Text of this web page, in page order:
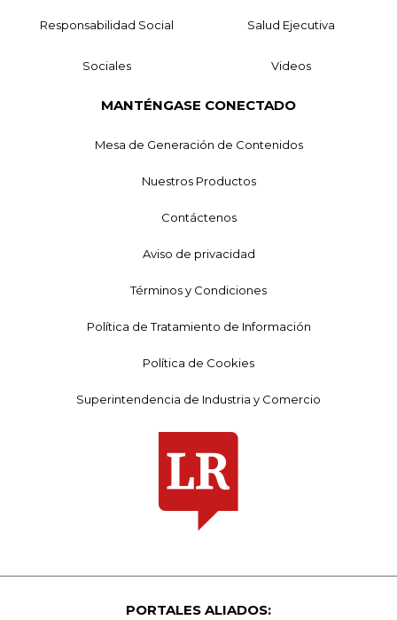
Responsabilidad Social Salud Ejecutiva
Sociales Videos
MANTÉNGASE CONECTADO
Mesa de Generación de Contenidos
Nuestros Productos
Contáctenos
Aviso de privacidad
Términos y Condiciones
Política de Tratamiento de Información
Política de Cookies
Superintendencia de Industria y Comercio
PORTALES ALIADOS: